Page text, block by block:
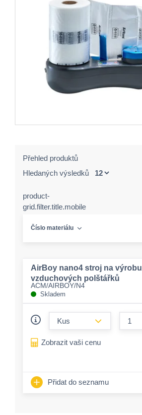
Přehled produktů
Hledaných výsledků
product-
grid.filter.title.mobile
Číslo materiálu
AirBoy nano4 stroj na výrobu
vzduchových polštářků
ACM/AIRBOY/N4
Skladem
Zobrazit vaši cenu
Přidat do seznamu